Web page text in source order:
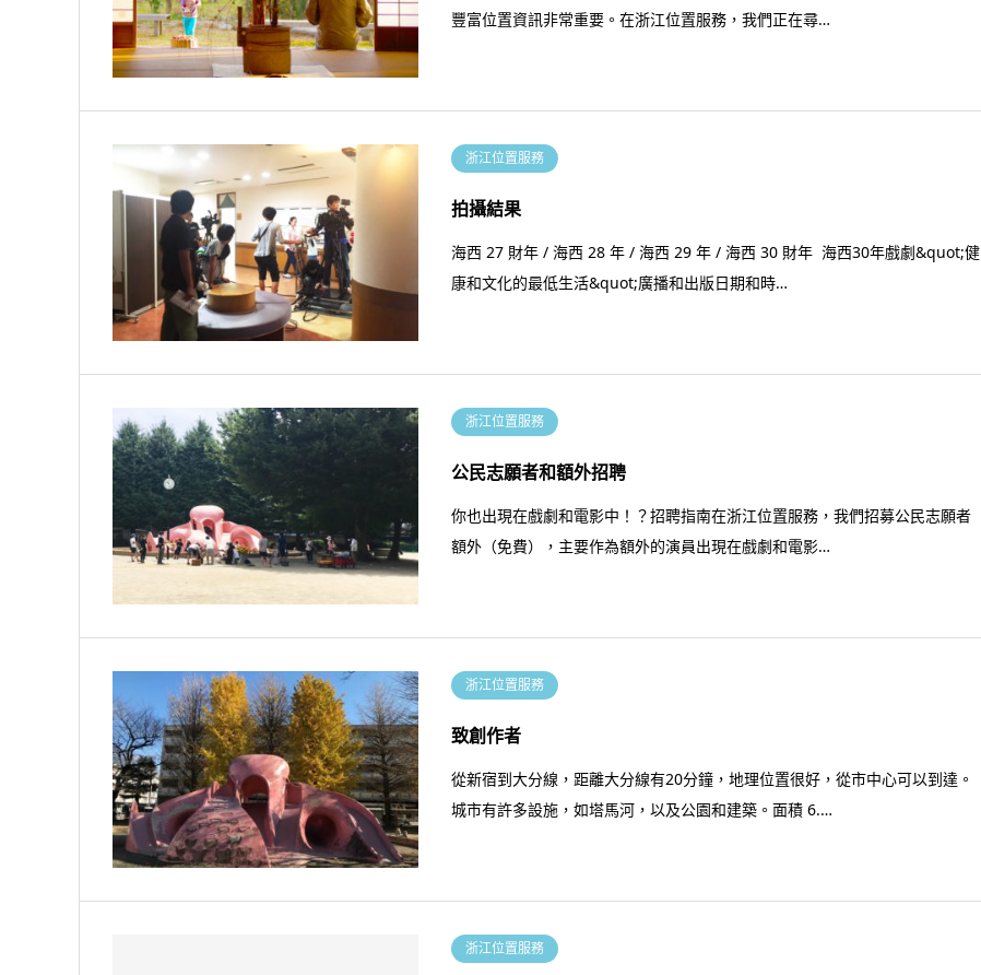
豐富位置資訊非常重要。在浙江位置服務，我們正在尋…
浙江位置服務
拍攝結果
海西 27 財年 / 海西 28 年 / 海西 29 年 / 海西 30 財年 海西30年戲劇&quot;健
康和文化的最低生活&quot;廣播和出版日期和時…
浙江位置服務
公民志願者和額外招聘
你也出現在戲劇和電影中！？招聘指南在浙江位置服務，我們招募公民志願者
額外（免費），主要作為額外的演員出現在戲劇和電影…
浙江位置服務
致創作者
從新宿到大分線，距離大分線有20分鐘，地理位置很好，從市中心可以到達。
城市有許多設施，如塔馬河，以及公園和建築。面積 6.…
浙江位置服務